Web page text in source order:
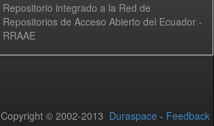
Repositorio integrado a la Red de
Repositorios de Acceso Abierto del Ecuador -
RRAAE
Copyright © 2002-2013 Duraspace - Feedback